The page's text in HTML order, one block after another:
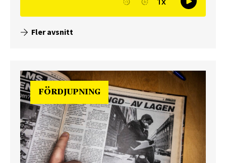
Fler avsnitt
FÖRDJUPNING